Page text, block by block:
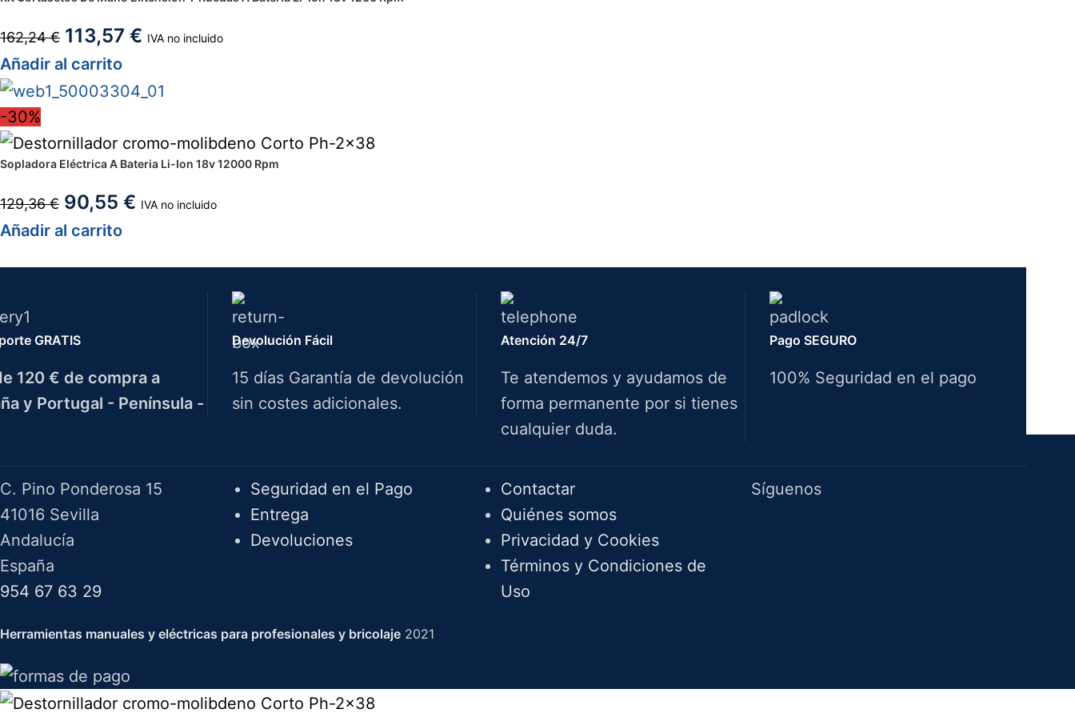
162,24€ 113,57 € IVA no incluido
Añadir al carrito
-30%
Sopladora Eléctrica A Bateria Li-Ion 18v 12000 Rpm
129,36€ 90,55 € IVA no incluido
Añadir al carrito
GRATIS
120 € de compra a
y Portugal - Península -
Devolución Fácil
15 días Garantía de devolución
sin costes adicionales.
Atención 24/7
Te atendemos y ayudamos de
forma permanente por si tienes
cualquier duda.
Pago SEGURO
100% Seguridad en el pago
C. Pino Ponderosa 15
41016 Sevilla
Andalucía
España
954 67 63 29
Seguridad en el Pago
Entrega
Devoluciones
Contactar
Quiénes somos
Privacidad y Cookies
Términos y Condiciones de
Uso
Síguenos
Herramientas manuales y eléctricas para profesionales y bricolaje 2021